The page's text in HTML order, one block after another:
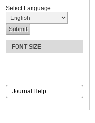
Select Language
FONT SIZE
Journal Help